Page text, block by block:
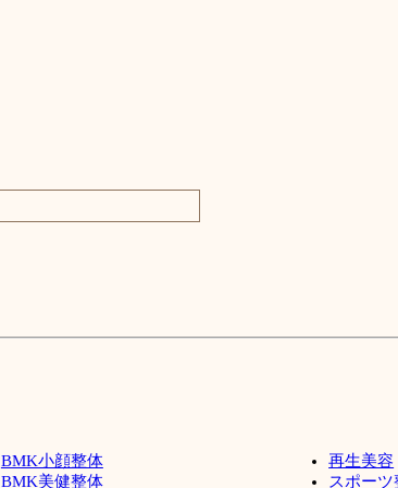
BMK小顔整体
BMK美健整体
再生美容
スポーツ